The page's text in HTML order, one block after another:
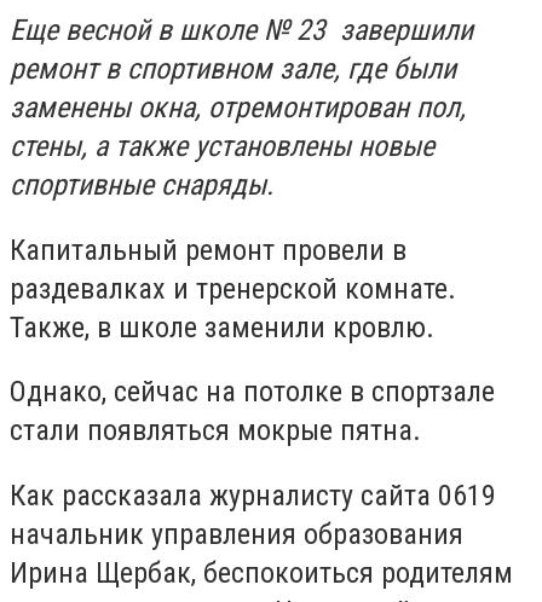
Еще весной в школе № 23 завершили
ремонт в спортивном зале, где были
заменены окна, отремонтирован пол,
стены, а также установлены новые
спортивные снаряды.
Капитальный ремонт провели в
раздевалках и тренерской комнате.
Также, в школе заменили кровлю.
Однако, сейчас на потолке в спортзале
стали появляться мокрые пятна.
Как рассказала журналисту сайта 0619
начальник управления образования
Ирина Щербак, беспокоиться родителям